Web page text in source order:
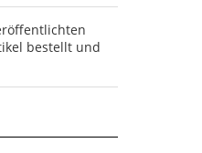
bestellt und